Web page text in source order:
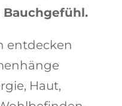
entdecken
Haut,